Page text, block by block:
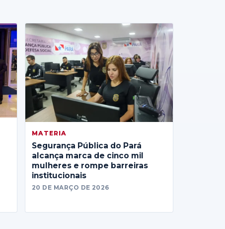
MATERIA
Segurança Pública do Pará
alcança marca de cinco mil
mulheres e rompe barreiras
institucionais
20 DE MARÇO DE 2026